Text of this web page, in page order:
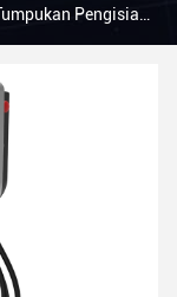
Pengisian